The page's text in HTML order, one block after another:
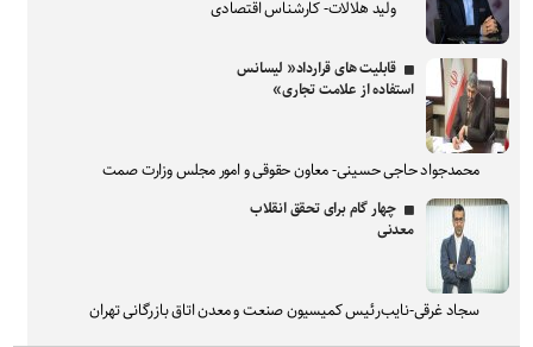
ولید هلالات- کارشناس اقتصادی
قابلیت های قرارداد« لیسانس
استفاده از علامت تجاری»
محمدجواد حاجی حسینی- معاون حقوقی و امور مجلس وزارت صمت
چهار گام برای تحقق انقلاب
معدنی
سجاد غرقی-نایب‌رئیس کمیسیون صنعت و معدن اتاق بازرگانی تهران